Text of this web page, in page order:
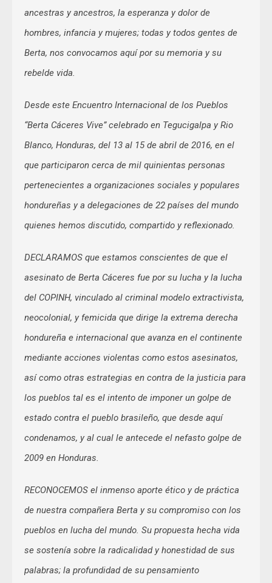
ancestras y ancestros, la esperanza y dolor de
hombres, infancia y mujeres; todas y todos gentes de
Berta, nos convocamos aquí por su memoria y su
rebelde vida.
Desde este Encuentro Internacional de los Pueblos
“Berta Cáceres Vive” celebrado en Tegucigalpa y Rio
Blanco, Honduras, del 13 al 15 de abril de 2016, en el
que participaron cerca de mil quinientas personas
pertenecientes a organizaciones sociales y populares
hondureñas y a delegaciones de 22 países del mundo
quienes hemos discutido, compartido y reflexionado.
DECLARAMOS que estamos conscientes de que el
asesinato de Berta Cáceres fue por su lucha y la lucha
del COPINH, vinculado al criminal modelo extractivista,
neocolonial, y femicida que dirige la extrema derecha
hondureña e internacional que avanza en el continente
mediante acciones violentas como estos asesinatos,
así como otras estrategias en contra de la justicia para
los pueblos tal es el intento de imponer un golpe de
estado contra el pueblo brasileño, que desde aquí
condenamos, y al cual le antecede el nefasto golpe de
2009 en Honduras.
RECONOCEMOS el inmenso aporte ético y de práctica
de nuestra compañera Berta y su compromiso con los
pueblos en lucha del mundo. Su propuesta hecha vida
se sostenía sobre la radicalidad y honestidad de sus
palabras; la profundidad de su pensamiento